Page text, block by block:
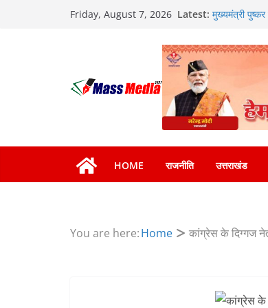
Friday, August 7, 2026 Latest: मुख्यमंत्री पुष्कर
वाले महीनों में
दिल्ली-
का डीएम ने
निर्देश, सुरक्षा
459 करोड़ से
भारी से बहुत
HOME राजनीति उत्तराखंड
You are here:Home कांग्रेस के दिग्गज